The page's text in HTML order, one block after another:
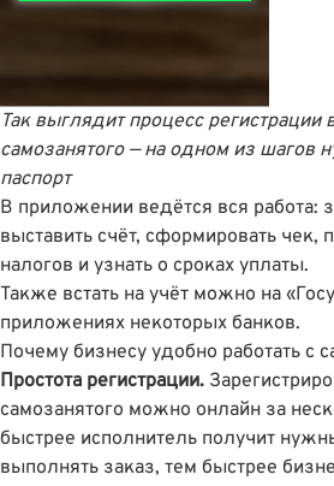
Так выглядит процесс регистрации
самозанятого — на одном из шагов
паспорт
В приложении ведётся вся работа:
выставить счёт, сформировать чек,
налогов и узнать о сроках уплаты.
Также встать на учёт можно на
приложениях некоторых банков.
Почему бизнесу удобно работать с
Простота регистрации.
самозанятого можно онлайн за
быстрее исполнитель получит
выполнять заказ, тем быстрее